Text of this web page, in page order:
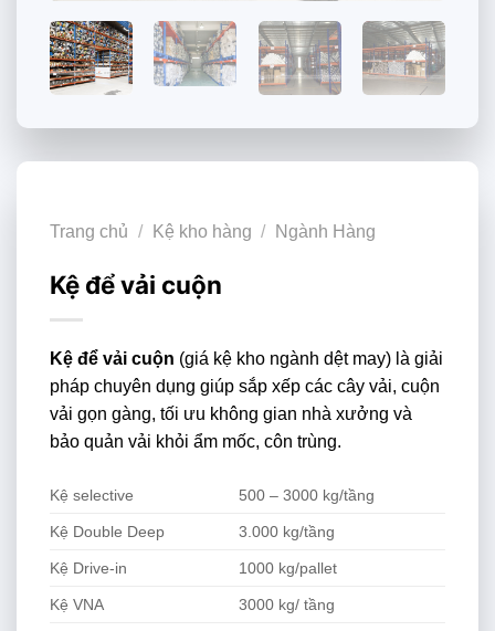
Trang chủ / Kệ kho hàng / Ngành Hàng
Kệ để vải cuộn
Kệ để vải cuộn (giá kệ kho ngành dệt may) là giải
pháp chuyên dụng giúp sắp xếp các cây vải, cuộn
vải gọn gàng, tối ưu không gian nhà xưởng và
bảo quản vải khỏi ẩm mốc, côn trùng.
Kệ selective 500 – 3000 kg/tầng
Kệ Double Deep 3.000 kg/tầng
Kệ Drive-in 1000 kg/pallet
Kệ VNA 3000 kg/ tầng